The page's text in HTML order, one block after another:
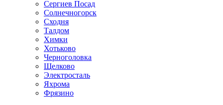
Сергиев Посад
Солнечногорск
Сходня
Талдом
Химки
Хотьково
Черноголовка
Щелково
Электросталь
Яхрома
Фрязино